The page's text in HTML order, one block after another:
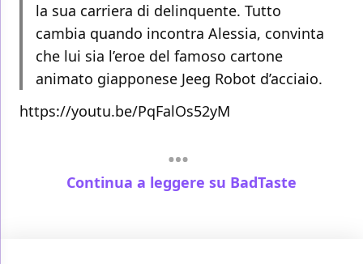
la sua carriera di delinquente. Tutto
cambia quando incontra Alessia, convinta
che lui sia l’eroe del famoso cartone
animato giapponese Jeeg Robot d’acciaio.
https://youtu.be/PqFalOs52yM
Continua a leggere su BadTaste